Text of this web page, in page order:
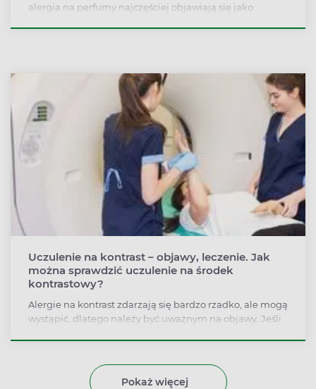
alergia na perfumy najczęściej objawiają się jako
Uczulenie na kontrast – objawy, leczenie. Jak
można sprawdzić uczulenie na środek
kontrastowy?
Alergie na kontrast zdarzają się bardzo rzadko, ale mogą
wystąpić, dlatego należy być uważnym na objawy. Jeśli
podaniu środka kontrastowego.
Pokaż więcej